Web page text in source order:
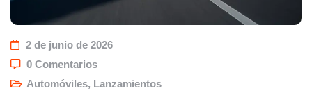
2 de junio de 2026
0 Comentarios
Automóviles, Lanzamientos